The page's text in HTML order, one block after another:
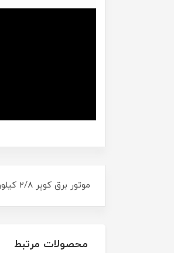
موتور برق کوپر ۲/۸ کیلووات سایلنت
محصولات مرتبط